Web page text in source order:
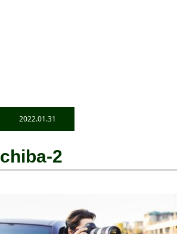
2022.01.31
chiba-2